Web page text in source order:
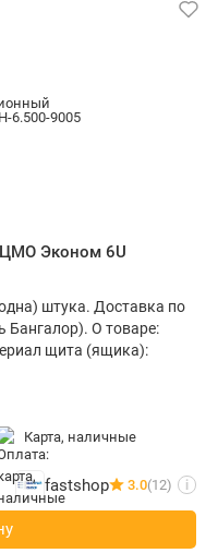
Эконом 6U
штука. Доставка по
О товаре:
щита (ящика):
карта, наличные
fastshop 3.0(12) i